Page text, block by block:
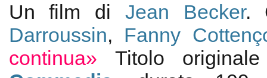
Un film di Jean Becker.
Darroussin, Fanny
continua»
Titolo